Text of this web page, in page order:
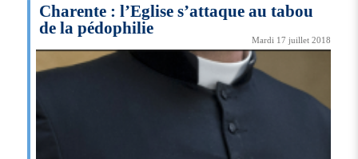
Charente : l’Eglise s’attaque au tabou
de la pédophilie
Mardi 17 juillet 2018